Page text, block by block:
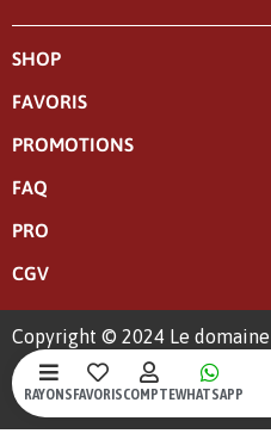
RAYONSFAVORISCOMPTEWHATSAPP
SHOP
FAVORIS
PROMOTIONS
FAQ
PRO
CGV
Copyright © 2024 Le domaine
|Politique de